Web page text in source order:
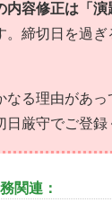
内容修正は「演
。締切日を過ぎ
る理由があっ
日厳守でご登録
関連：